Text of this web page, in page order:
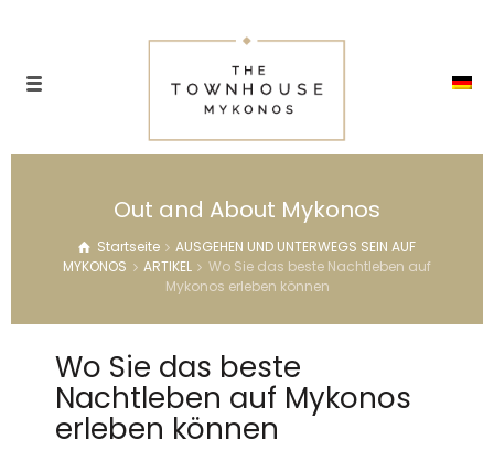
Out and About Mykonos
Startseite
AUSGEHEN UND UNTERWEGS SEIN AUF
MYKONOS
ARTIKEL
Wo Sie das beste Nachtleben auf
Mykonos erleben können
Wo Sie das beste
Nachtleben auf Mykonos
erleben können